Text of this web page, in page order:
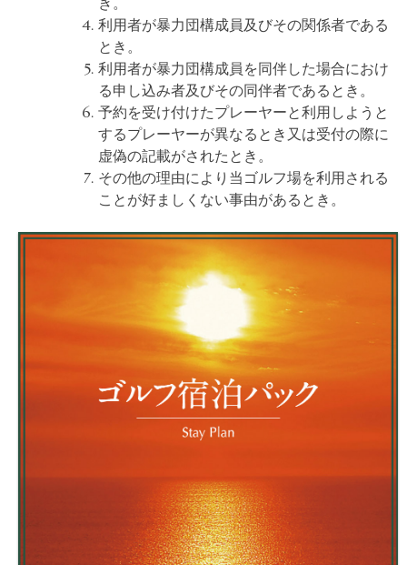
利用者が暴力団構成員及びその関係者である
とき。
利用者が暴力団構成員を同伴した場合におけ
る申し込み者及びその同伴者であるとき。
予約を受け付けたプレーヤーと利用しようと
するプレーヤーが異なるとき又は受付の際に
虚偽の記載がされたとき。
その他の理由により当ゴルフ場を利用される
ことが好ましくない事由があるとき。